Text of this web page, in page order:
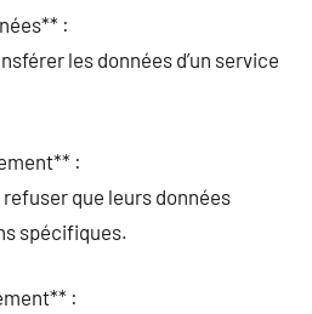
:
les données d’un service
:
que leurs données
spécifiques.
: